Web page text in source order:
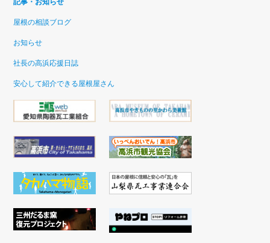
記事・お知らせ
屋根の相談ブログ
お知らせ
社長の高浜応援日誌
安心して紹介できる屋根屋さん